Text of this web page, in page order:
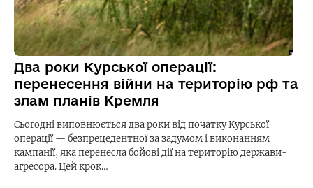
Два роки Курської операції:
перенесення війни на територію рф та
злам планів Кремля
Сьогодні виповнюється два роки від початку Курської
операції — безпрецедентної за задумом і виконанням
кампанії, яка перенесла бойові дії на територію держави-
агресора. Цей крок…